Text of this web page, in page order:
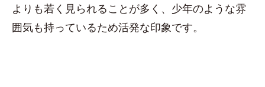
よりも若く見られることが多く、少年のような雰
囲気も持っているため活発な印象です。